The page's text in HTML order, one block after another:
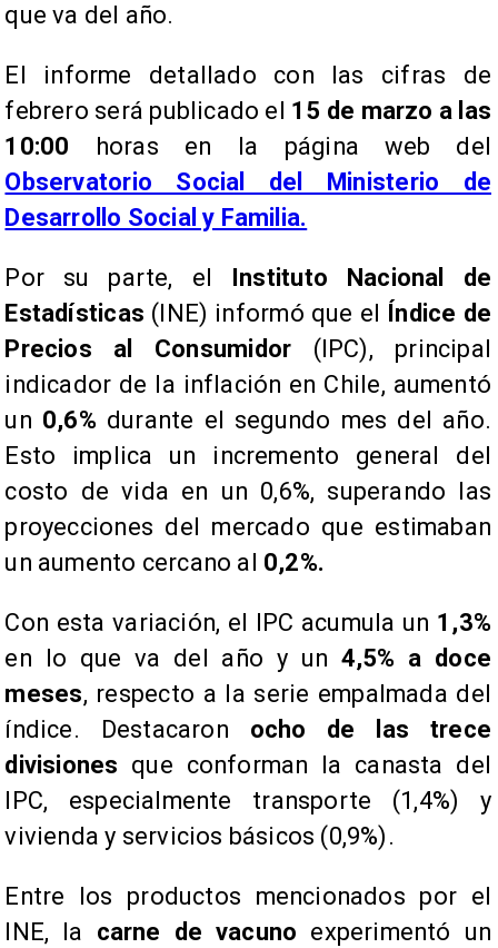
que va del año.
​El informe detallado con las cifras de
febrero será publicado el 15 de marzo a las
10:00 horas en la página web del
Observatorio Social del Ministerio de
Desarrollo Social y Familia.
​Por su parte, el
Instituto Nacional de
Estadísticas (INE) informó que el
Índice de
Precios al Consumidor (IPC), principal
indicador de la inflación en Chile, aumentó
un 0,6% durante el segundo mes del año.
Esto implica un incremento general del
costo de vida en un 0,6%, superando las
proyecciones del mercado que estimaban
un aumento cercano al 0,2%.
​Con esta variación, el IPC acumula un 1,3%
en lo que va del año y un 4,5% a doce
meses, respecto a la serie empalmada del
índice. Destacaron ocho de las trece
divisiones que conforman la canasta del
IPC, especialmente transporte (1,4%) y
vivienda y servicios básicos (0,9%).
​Entre los productos mencionados por el
INE, la carne de vacuno experimentó un